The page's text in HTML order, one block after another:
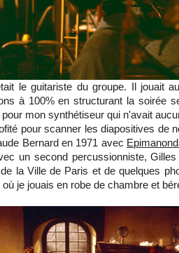
le guitariste du groupe. Il jouait
à 100% en structurant la soirée
pour mon synthétiseur qui n'avait
pour scanner les diapositives de
Bernard en 1971 avec
un second percussionniste,
la Ville de Paris et de quelques
où je jouais en robe de chambre et